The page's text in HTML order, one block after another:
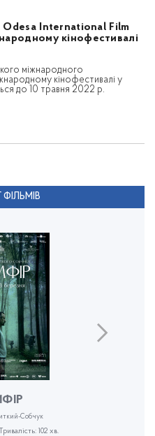
Odesa International Film
кінофестивалі
міжнародного
кінофестивалі у
до 10 травня 2022 р.
Собчук
102 хв.